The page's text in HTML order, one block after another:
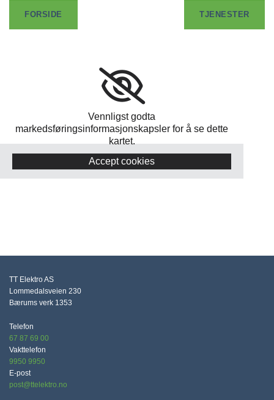
TJENESTER
FORSIDE
Vennligst godta
markedsføringsinformasjonskapsler for å se dette
kartet.
Accept cookies
TT Elektro AS
Lommedalsveien 230
Bærums verk 1353
Telefon
67 87 69 00
Vakttelefon
9950 9950
E-post
post@ttelektro.no